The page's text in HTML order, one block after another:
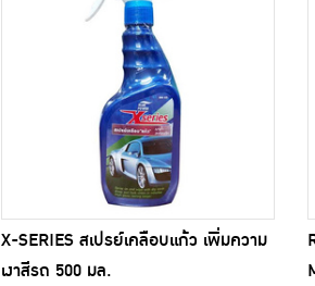
X-SERIES สเปรย์เคลือบแก้ว เพิ่มความ
เงาสีรถ 500 มล.